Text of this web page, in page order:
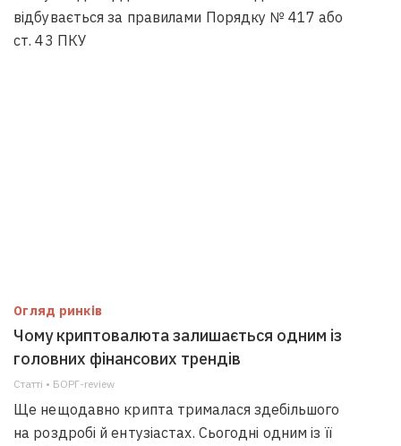
відбувається за правилами Порядку № 417 або
ст. 43 ПКУ
Огляд ринків
Чому криптовалюта залишається одним із
головних фінансових трендів
Статті • БОРГ-review
Ще нещодавно крипта трималася здебільшого
на роздробі й ентузіастах. Сьогодні одним із її